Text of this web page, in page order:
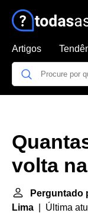
Artigos
volta
Perguntado
Lima | Última